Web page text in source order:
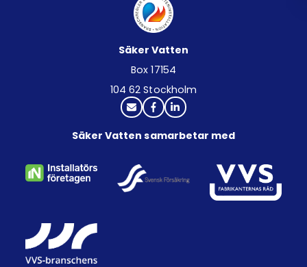
Säker Vatten
Box 17154
104 62 Stockholm
Säker Vatten samarbetar med